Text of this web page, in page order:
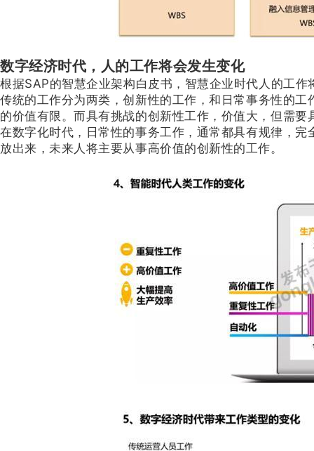
数字经济时代，人的工作将会发生变化
根据SAP的智慧企业架构白皮书，智慧企业时代人的工作
传统的工作分为两类，创新性的工作，和日常事务性的
的价值有限。而具有挑战的创新性工作，价值大，但需要
在数字化时代，日常性的事务工作，通常都具有规律，
放出来，未来人将主要从事高价值的创新性的工作。